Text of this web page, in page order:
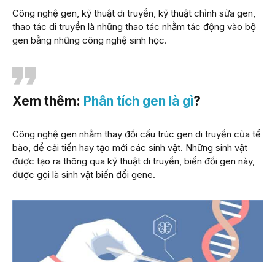
Công nghệ gen, kỹ thuật di truyền, kỹ thuật chỉnh sửa gen,
thao tác di truyền là những thao tác nhằm tác động vào bộ
gen bằng những công nghệ sinh học.
Xem thêm: Phân tích gen là gì?
Công nghệ gen nhằm thay đổi cấu trúc gen di truyền của tế
bào, để cải tiến hay tạo mới các sinh vật. Những sinh vật
được tạo ra thông qua kỹ thuật di truyền, biến đổi gen này,
được gọi là sinh vật biến đổi gene.